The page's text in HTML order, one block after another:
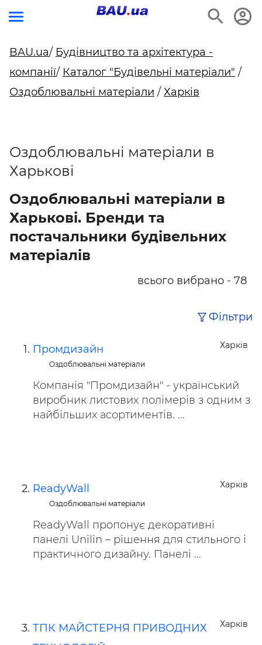
BAU.ua/ Будівництво та архітектура -
компанії/ Каталог "Будівельні матеріали" /
Оздоблювальні матеріали / Харків
Оздоблювальні матеріали в
Харькові
Оздоблювальні матеріали в
Харькові. Бренди та
постачальники будівельних
матеріалів
всього вибрано - 78
Фільтри
Харків
Промдизайн
Оздоблювальні матеріали
Компанія "Промдизайн" - український
виробник листових полімерів з одним з
найбільших асортиментів. ...
Харків
ReadyWall
Оздоблювальні матеріали
ReadyWall пропонує декоративні
панелі Unilin – рішення для стильного і
практичного дизайну. Панелі ...
Харків
ТПК МАЙСТЕРНЯ ПРИВОДНИХ